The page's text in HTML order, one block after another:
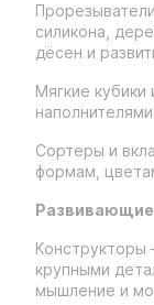
силикона,
дёсен и
Мягкие
Сортеры и
формам,
Развивающие
Конструкторы
крупными
мышление и